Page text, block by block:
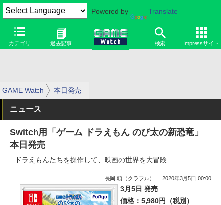
Powered by Translate
カテゴリ 過去記事 検索 Impressサイト
GAME Watch 本日発売
ニュース
Switch用「ゲーム ドラえもん のび太の新恐竜」
本日発売
ドラえもんたちを操作して、映画の世界を大冒険
長岡 頼（クラフル） 2020年3月5日 00:00
3月5日 発売
価格：5,980円（税別）